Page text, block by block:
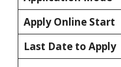
Apply Online Start
Last Date to Apply